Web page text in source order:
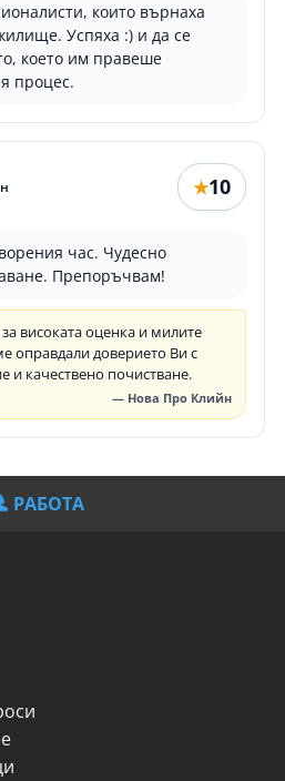
които върнаха
Успяха :) и да се
което им правеше
процес.
★10
час. Чудесно
Препоръчвам!
високата оценка и милите
оправдали доверието Ви с
качествено почистване.
— Нова Про Клийн
РАБОТА